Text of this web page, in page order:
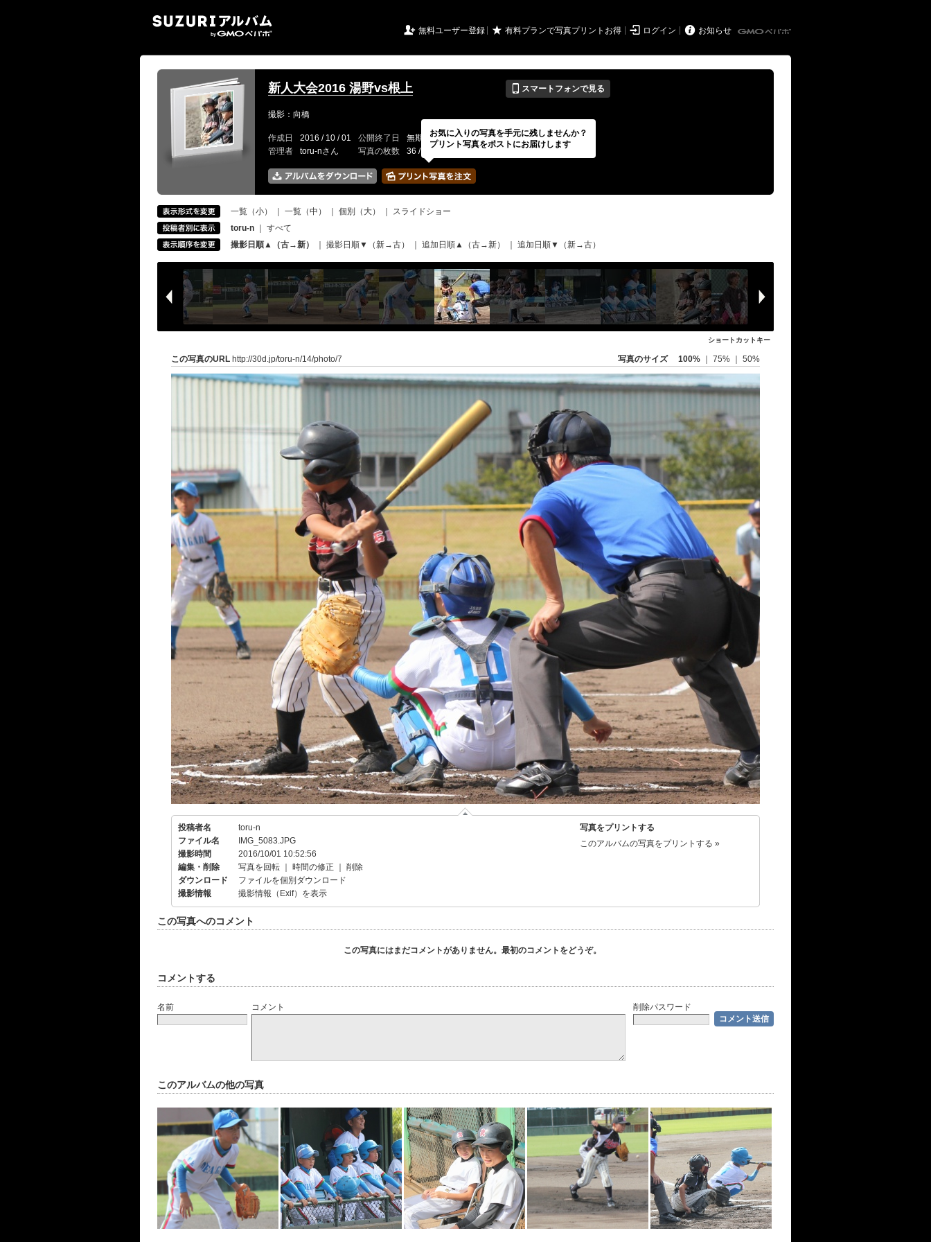
 無料ユーザー登録 ★ 有料プランで写真プリントお得  ログイン  お知らせ
新人大会2016 湯野vs根上 📱 スマートフォンで見る
撮影：向橋
作成日 2016 / 10 / 01 公開終了日 無期限 イベントの期間
---
管理者
toru-nさん 写真の枚数 36 / 2000枚
一覧（小） 一覧（中） 個別（大）
スライドショー
toru-n
すべて
撮影日順▲（古→新）
撮影日順▼（新→古） 追加日順▲（古→新） 追加日順▼（新→古）
ショートカットキー
この写真のURL http://30d.jp/toru-n/14/photo/7 写真のサイズ 100% 75% 50%
投稿者名
toru-n
ファイル名
IMG_5083.JPG
撮影時間
2016/10/01 10:52:56
編集・削除
写真を回転 時間の修正
削除
ダウンロード
ファイルを個別ダウンロード
撮影情報
撮影情報（Exif）を表示
写真をプリントする
このアルバムの写真をプリントする »
この写真へのコメント
この写真にはまだコメントがありません。最初のコメントをどうぞ。
コメントする
名前 コメント 削除パスワード
このアルバムの他の写真
お気に入りの写真を手元に残しませんか？
プリント写真をポストにお届けします